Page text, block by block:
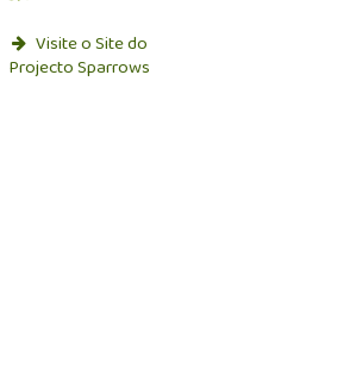
Visite o Site do
Projecto Sparrows